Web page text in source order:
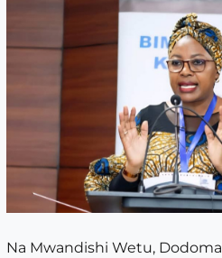
Na Mwandishi Wetu, Dodoma